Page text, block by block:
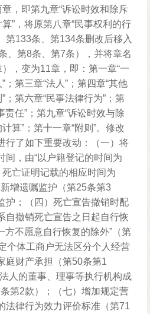
，即第九章“诉讼时效和除斥
”，将原第八章“民事权利的行
第133条、第134条删改后移入
、第8条、第7条），并将章名
，变为11章，即：第一章“一
；第三章“法人”；第四章“其他
；第六章“民事法律行为”；第
责任”；第九章“诉讼时效与除
算”；第十一章“附则”。修改
行了如下重要改动：（一）将
间，由“以户籍登记的时间为
死亡证明记载的相应时间为
增遗嘱监护（第25条第3
护；（四）死亡宣告撤销时配
自撤销死亡宣告之日起自行恢
方不愿意自行恢复的除外”（第
个体工商户无法区分个人经营
庭财产承担（第50条第1
人的董事、理事等执行机构成
第2款）；（七）增加规定营
法律行为效力评价标准（第71